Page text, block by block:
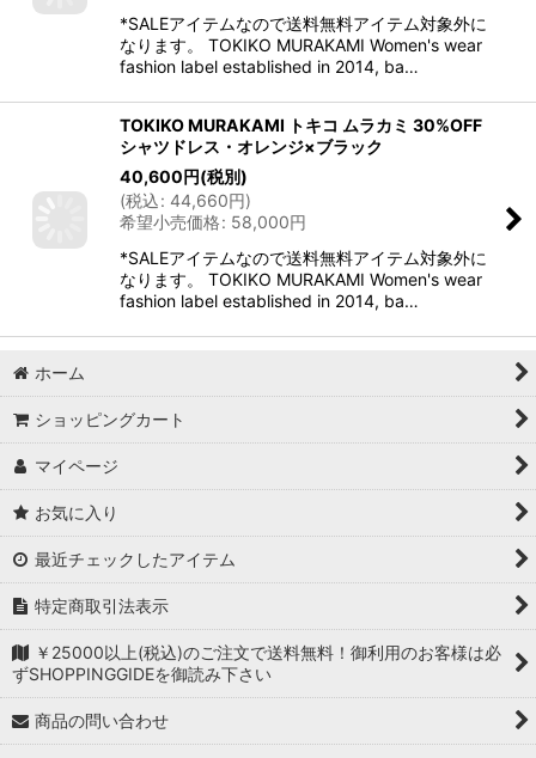
*SALEアイテムなので送料無料アイテム対象外に
なります。 TOKIKO MURAKAMI Women's wear
fashion label established in 2014, ba…
TOKIKO MURAKAMI トキコ ムラカミ 30%OFF
シャツドレス・オレンジ×ブラック
40,600円(税別)
(税込: 44,660円)
希望小売価格: 58,000円
*SALEアイテムなので送料無料アイテム対象外に
なります。 TOKIKO MURAKAMI Women's wear
fashion label established in 2014, ba…
ホーム
ショッピングカート
マイページ
お気に入り
最近チェックしたアイテム
特定商取引法表示
￥25000以上(税込)のご注文で送料無料！御利用のお客様は必
ずSHOPPINGGIDEを御読み下さい
商品の問い合わせ